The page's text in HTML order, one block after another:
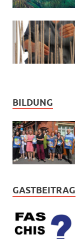
BILDUNG
GASTBEITRAG